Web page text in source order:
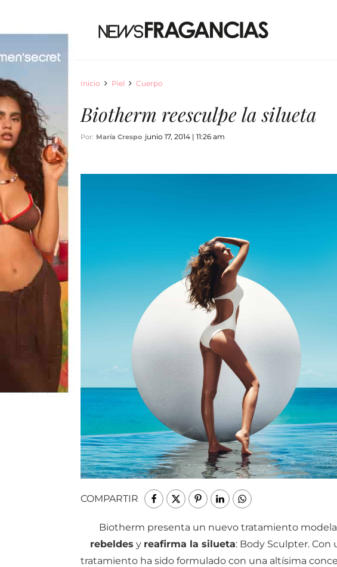
Inicio Piel Cuerpo
Biotherm reesculpe la silueta
Por: María Crespo junio 17, 2014 | 11:26 am
COMPARTIR
Biotherm presenta un nuevo tratamiento
rebeldes y reafirma la silueta: Body Sculpter.
tratamiento ha sido formulado con una altísima